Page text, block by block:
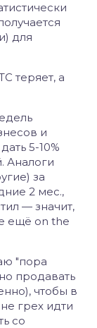
для
теряет, а
и
5-10%
Аналоги
за
2 мес.,
— значит,
ещё on the
"пора
продавать
чтобы в
грех идти
со